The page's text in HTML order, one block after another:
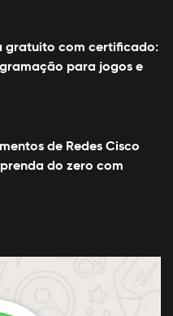
gratuito com certificado:
para jogos e
de Redes Cisco
do zero com